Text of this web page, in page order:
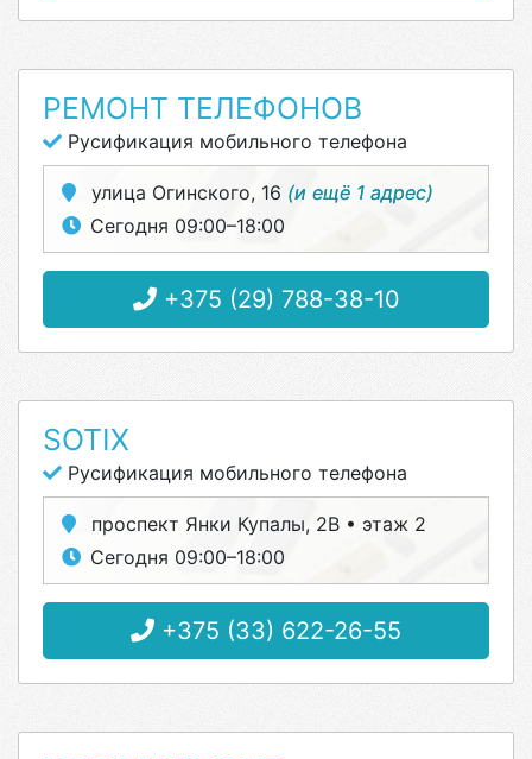
РЕМОНТ ТЕЛЕФОНОВ
Русификация мобильного телефона
улица Огинского, 16 (и ещё 1 адрес)
Сегодня 09:00–18:00
+375 (29) 788-38-10
SOTIX
Русификация мобильного телефона
проспект Янки Купалы, 2В • этаж 2
Сегодня 09:00–18:00
+375 (33) 622-26-55